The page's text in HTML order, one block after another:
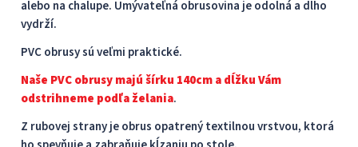
alebo na chalupe. Umývateľná obrusovina je odolná a dlho
vydrží.
PVC obrusy sú veľmi praktické.
Naše PVC obrusy majú šírku 140cm a dĺžku Vám
odstrihneme podľa želania.
Z rubovej strany je obrus opatrený textilnou vrstvou, ktorá